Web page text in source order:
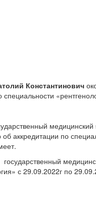
Константинович
медицинский
аккредитации по
с 29.09.2022г по